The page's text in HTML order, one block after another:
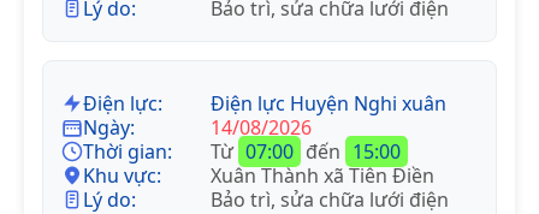
Lý do: Bảo trì, sửa chữa lưới điện
Điện lực:
Điện lực Huyện Nghi xuân
Ngày:
14/08/2026
Thời gian:
Từ 07:00 đến 15:00
Khu vực:
Xuân Thành xã Tiên Điền
Lý do:
Bảo trì, sửa chữa lưới điện